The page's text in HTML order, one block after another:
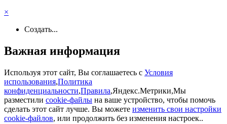
×
Создать...
Важная информация
Используя этот сайт, Вы соглашаетесь с Условия
использования,Политика
конфиденциальности,Правила,Яндекс.Метрики,Мы
разместили cookie-файлы на ваше устройство, чтобы помочь
сделать этот сайт лучше. Вы можете изменить свои настройки
cookie-файлов, или продолжить без изменения настроек..